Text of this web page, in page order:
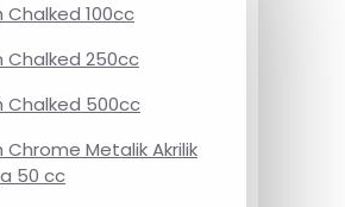
Chalked 100cc
Chalked 250cc
Chalked 500cc
Chrome Metalik Akrilik
50 cc